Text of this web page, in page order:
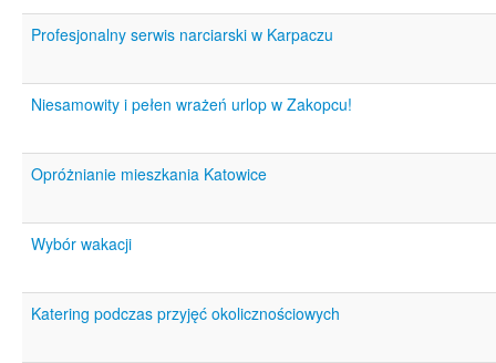
Profesjonalny serwis narciarski w Karpaczu
Niesamowity i pełen wrażeń urlop w Zakopcu!
Opróżnianie mieszkania Katowice
Wybór wakacji
Katering podczas przyjęć okolicznościowych